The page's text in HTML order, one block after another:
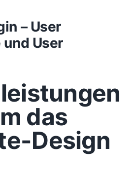
– User
User
das
Design